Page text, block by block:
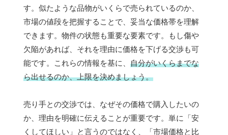
す。似たような品物がいくらで売られているのか、
市場の値段を把握することで、妥当な価格帯を理解
できます。物件の状態も重要な要素です。もし傷や
欠陥があれば、それを理由に価格を下げる交渉も可
能です。これらの情報を基に、 自分がいくらまでな
ら出せるのか、上限を決めましょう。
売り手との交渉では、なぜその価格で購入したいの
か、理由を明確に伝えることが重要です。単に「安
くしてほしい」と言うのではなく、「市場価格と比